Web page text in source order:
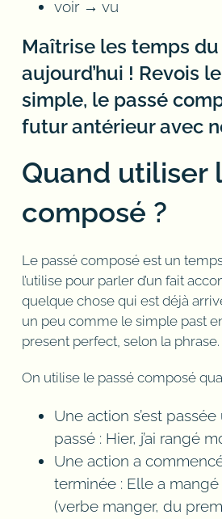
voir → vu
Maîtrise les temps
aujourd’hui ! Revois
simple, le passé
futur antérieur avec
Quand utiliser
composé ?
Le passé composé est un
l’utilise pour parler d’un fait
quelque chose qui est déjà
un peu comme le simple past
present perfect, selon la phrase.
On utilise le passé composé
Une action s’est
passé : Hier, j’ai rangé
Une action a
terminée : Elle a
(verbe manger, du